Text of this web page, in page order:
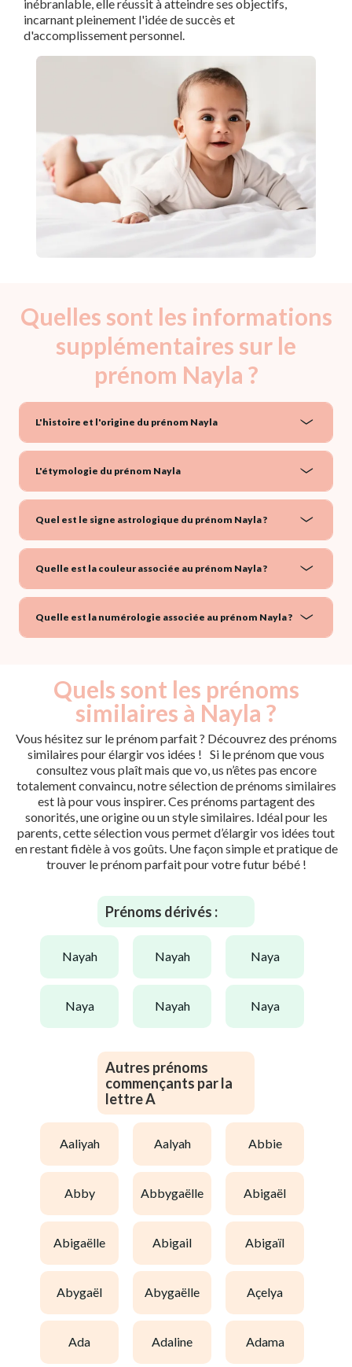
inébranlable, elle réussit à atteindre ses objectifs,
incarnant pleinement l'idée de succès et
d'accomplissement personnel.
Quelles sont les informations
supplémentaires sur le
prénom Nayla ?
L'histoire et l'origine du prénom Nayla
L'étymologie du prénom Nayla
Quel est le signe astrologique du prénom Nayla ?
Quelle est la couleur associée au prénom Nayla ?
Quelle est la numérologie associée au prénom Nayla ?
Quels sont les prénoms
similaires à Nayla ?
Vous hésitez sur le prénom parfait ? Découvrez des prénoms
similaires pour élargir vos idées ! Si le prénom que vous
consultez vous plaît mais que vo, us n’êtes pas encore
totalement convaincu, notre sélection de prénoms similaires
est là pour vous inspirer. Ces prénoms partagent des
sonorités, une origine ou un style similaires. Idéal pour les
parents, cette sélection vous permet d’élargir vos idées tout
en restant fidèle à vos goûts. Une façon simple et pratique de
trouver le prénom parfait pour votre futur bébé !
Prénoms dérivés :
nayah nayah naya
naya nayah naya
Autres prénoms
commençants par la
lettre A
aaliyah aalyah abbie
abby abbygaëlle abigaël
abigaëlle abigail abigaïl
abygaël abygaëlle açelya
ada adaline adama